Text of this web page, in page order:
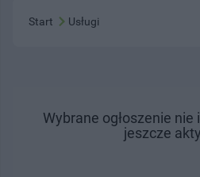
Start Usługi
Wybrane ogłoszenie
jeszcze